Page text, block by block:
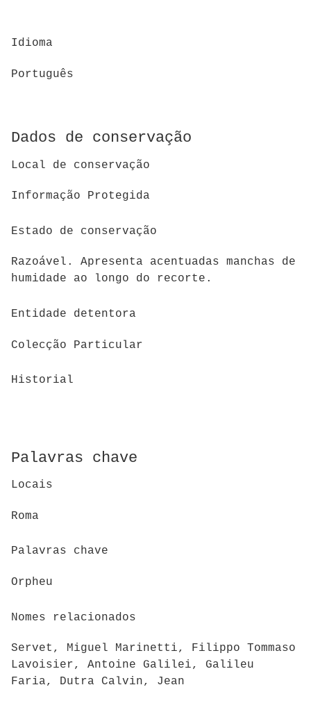
Idioma
Português
Dados de conservação
Local de conservação
Informação Protegida
Estado de conservação
Razoável. Apresenta acentuadas manchas de
humidade ao longo do recorte.
Entidade detentora
Colecção Particular
Historial
Palavras chave
Locais
Roma
Palavras chave
Orpheu
Nomes relacionados
Servet, Miguel Marinetti, Filippo Tommaso
Lavoisier, Antoine Galilei, Galileu
Faria, Dutra Calvin, Jean